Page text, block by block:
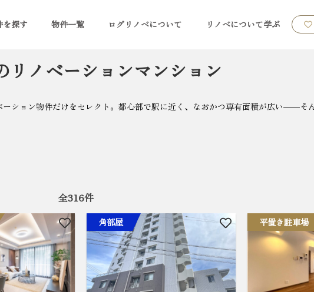
を探す 物件一覧 ログリノベについて リノベについて学ぶ
リノベーションマンション
ション物件だけをセレクト。都心部で駅に近く、なおかつ専有面積が広い――そ
全316件
角部屋 平置き駐車場